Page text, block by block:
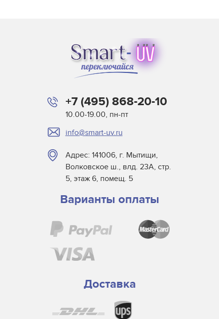
Baldwin
Beltron
BLV
Didde
DigiPrint для сушек
Dorn SPE
Dry Tac
Efsen
Frank Matthew
Grafix
H&S Autoshot
+7 (495) 868-20-10
10.00-19.00, пн-пт
info@smart-uv.ru
Адрес: 141006, г. Мытищи,
Волковское ш., влд. 23А, стр.
5, этаж 6, помещ. 5
Варианты оплаты
Доставка